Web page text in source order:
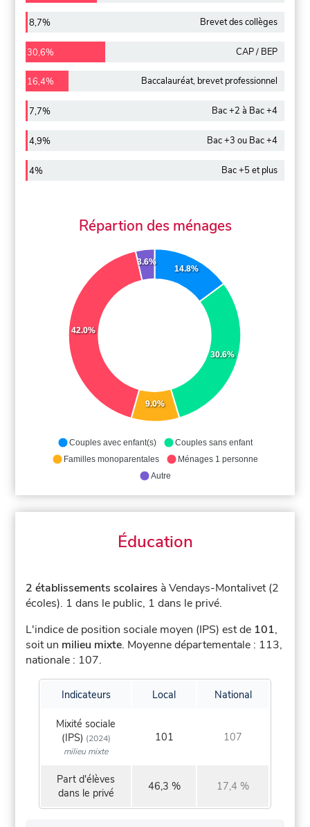
8,7% Brevet des collèges
30,6% CAP / BEP
16,4% Baccalauréat, brevet professionnel
7,7% Bac +2 à Bac +4
4,9% Bac +3 ou Bac +4
4% Bac +5 et plus
Répartion des ménages
14.8%
30.6%
9.0%
42.0%
3.6%
Couples avec enfant(s)
Couples sans enfant
Familles monoparentales
Ménages 1 personne
Autre
Éducation
2 établissements scolaires à Vendays-Montalivet (2
écoles). 1 dans le public, 1 dans le privé.
L'indice de position sociale moyen (IPS) est de 101,
soit un milieu mixte. Moyenne départementale : 113,
nationale : 107.
Indicateurs Local National
Mixité sociale
(IPS) (2024)
milieu mixte
101 107
Part d'élèves
dans le privé
46,3 % 17,4 %